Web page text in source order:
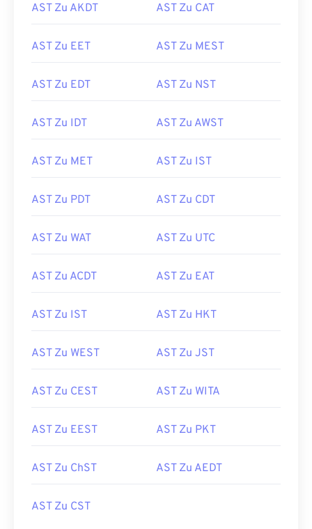
AST Zu AKDT AST Zu CAT
AST Zu EET AST Zu MEST
AST Zu EDT AST Zu NST
AST Zu IDT AST Zu AWST
AST Zu MET AST Zu IST
AST Zu PDT AST Zu CDT
AST Zu WAT AST Zu UTC
AST Zu ACDT AST Zu EAT
AST Zu IST AST Zu HKT
AST Zu WEST AST Zu JST
AST Zu CEST AST Zu WITA
AST Zu EEST AST Zu PKT
AST Zu ChST AST Zu AEDT
AST Zu CST